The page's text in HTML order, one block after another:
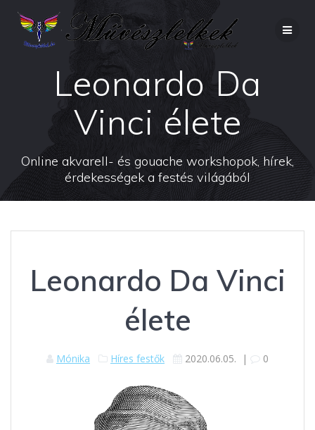
content
Leonardo Da
Vinci élete
Online akvarell- és gouache workshopok, hírek,
érdekességek a festés világából
Leonardo Da Vinci
élete
Mónika Híres festők 2020.06.05. | 0